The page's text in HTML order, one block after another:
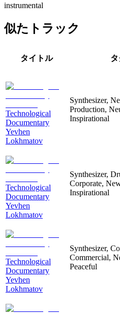
instrumental
似たトラック
タイトル
Technological
Documentary
Yevhen
Lokhmatov
Synthesizer,
Production,
Inspirational
Technological
Documentary
Yevhen
Lokhmatov
Synthesizer,
Corporate,
Inspirational
Technological
Documentary
Yevhen
Lokhmatov
Synthesizer,
Commercial,
Peaceful